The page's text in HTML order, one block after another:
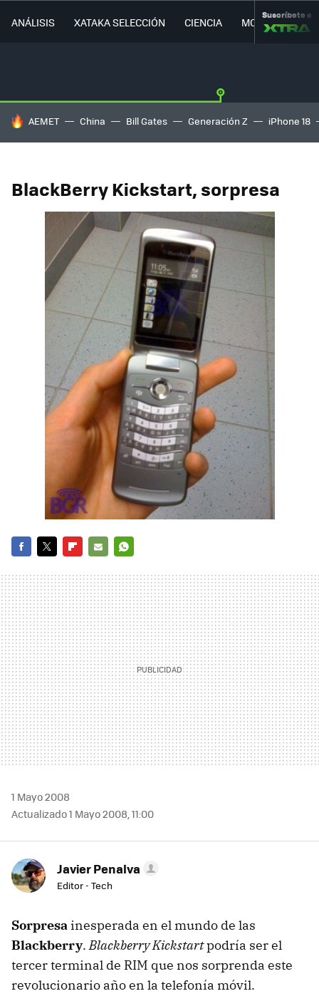
ANÁLISIS XATAKA SELECCIÓN CIENCIA MOVILIDAD
Suscríbete a
HOY SE HABLA DE
AEMET China Bill Gates Generación Z iPhone 18
BlackBerry Kickstart, sorpresa
MAIL
1 Mayo 2008
Actualizado 1 Mayo 2008, 11:00
Javier Penalva
Editor - Tech
Sorpresa inesperada en el mundo de las
Blackberry.Blackberry Kickstartpodría ser el
tercer terminal de RIM que nos sorprenda este
revolucionario año en la telefonía móvil.